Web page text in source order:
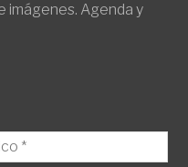
imágenes. Agenda y